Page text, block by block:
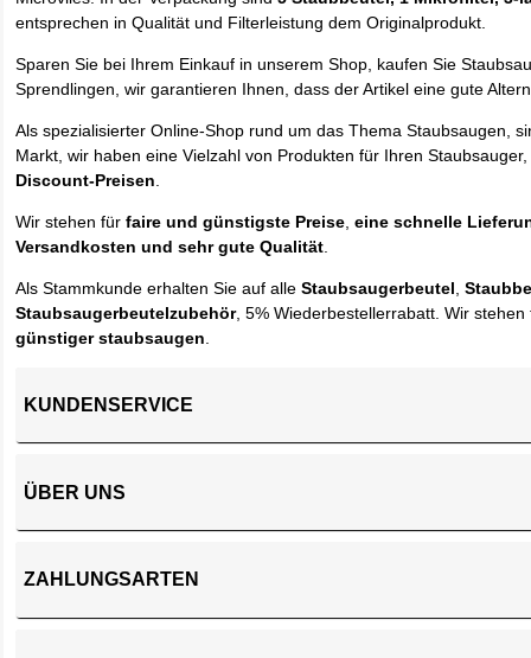
entsprechen in Qualität und Filterleistung dem Originalprodukt.
Sparen Sie bei Ihrem Einkauf in unserem Shop, kaufen Sie
Sprendlingen, wir garantieren Ihnen, dass der Artikel eine gute
Als spezialisierter Online-Shop rund um das Thema Staubsaugen,
Markt, wir haben eine Vielzahl von Produkten für Ihren
Discount-Preisen
Wir stehen fürfaire und günstigste Preise ,eine schnelle
Versandkosten und sehr gute Qualität
Als Stammkunde erhalten Sie auf alleStaubsaugerbeutel ,
Staubsaugerbeutelzubehör, 5% Wiederbestellerrabatt. Wir
günstiger staubsaugen
KUNDENSERVICE
ÜBER UNS
ZAHLUNGSARTEN